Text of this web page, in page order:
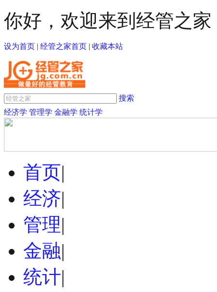
你好，欢迎来到经管之家
设为首页 | 经管之家首页 | 收藏本站
搜索
经济学 管理学 金融学 统计学
首页|
经济|
管理|
金融|
统计|